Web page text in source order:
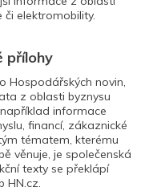
elektromobility.
přílohy
Hospodářských novin,
z oblasti byznysu
informace
financí, zákaznické
tématem, kterému
věnuje, je společenská
texty se překlápí